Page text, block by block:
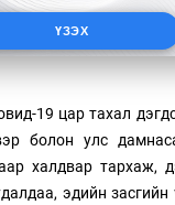
ҮЗЭХ
19 цар тахал
болон улс
халдвар тархаж,
эдийн